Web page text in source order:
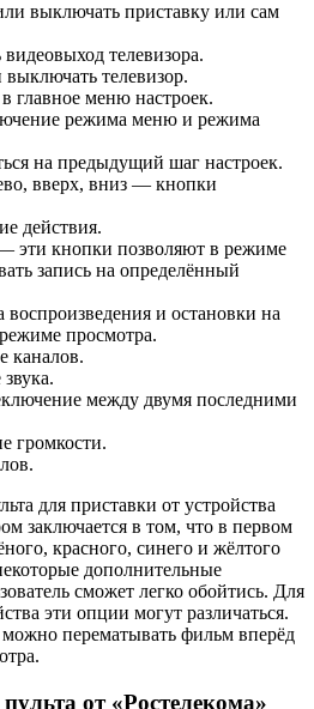
выключать приставку или сам
телевизора.
телевизор.
меню настроек.
режима меню и режима
на предыдущий шаг настроек.
вверх, вниз — кнопки
действия.
эти кнопки позволяют в режиме
запись на определённый
и остановки на
просмотра.
каналов.
между двумя последними
громкости.
для приставки от устройства
заключается в том, что в первом
красного, синего и жёлтого
дополнительные
сможет легко обойтись. Для
эти опции могут различаться.
перематывать фильм вперёд
от «Ростелекома»